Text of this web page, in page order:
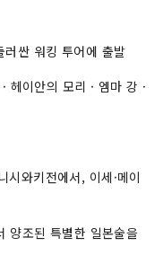
싼 워킹 투어에 출발
헤이안의 모리 · 엠마 강 ·
와키전에서, 이세·메이
양조된 특별한 일본술을